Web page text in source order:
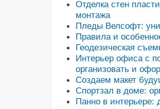
Отделка стен
монтажа
Пледы Велсофт:
Правила и
Геодезическая
Интерьер офиса с
организовать и
Создаем макет
Спортзал в доме:
Панно в интерьере: